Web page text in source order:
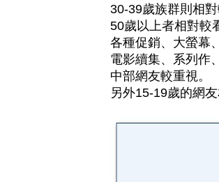
30-39歲族群則相
50歲以上者相對較
各種促銷、大螢幕
電影續集、系列作
中部網友較重視。
另外15-19歲的網